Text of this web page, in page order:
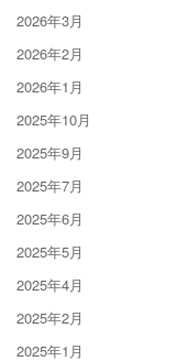
2026年3月
2026年2月
2026年1月
2025年10月
2025年9月
2025年7月
2025年6月
2025年5月
2025年4月
2025年2月
2025年1月